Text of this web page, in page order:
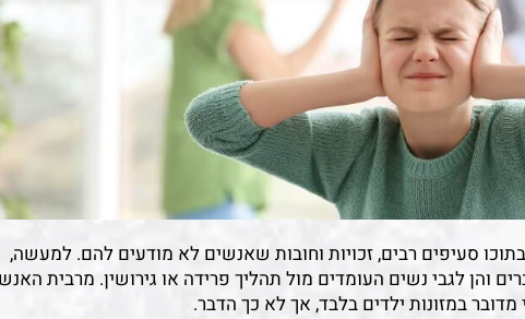
סעיפים רבים, זכויות וחובות שאנשים לא מודעים להם. למעשה,
והן לגבי נשים העומדים מול תהליך פרידה או גירושין. מרבית
במזונות ילדים בלבד, אך לא כך הדבר.